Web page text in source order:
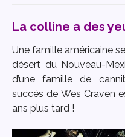
La colline a des
Une famille américaine
désert du Nouveau-
d’une famille de
succès de Wes Craven
ans plus tard !